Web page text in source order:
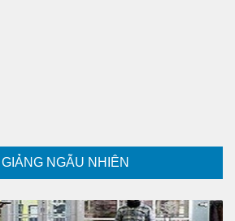
GIẢNG NGẪU NHIÊN